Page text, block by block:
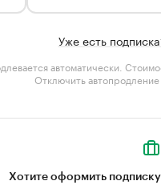
Уже есть
автоматически.
Отключить
Хотите оформить